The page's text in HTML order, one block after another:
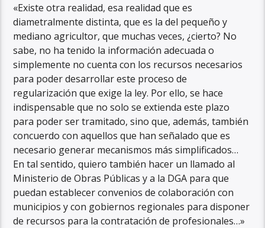
«Existe otra realidad, esa realidad que es
diametralmente distinta, que es la del pequeño y
mediano agricultor, que muchas veces, ¿cierto? No
sabe, no ha tenido la información adecuada o
simplemente no cuenta con los recursos necesarios
para poder desarrollar este proceso de
regularización que exige la ley. Por ello, se hace
indispensable que no solo se extienda este plazo
para poder ser tramitado, sino que, además, también
concuerdo con aquellos que han señalado que es
necesario generar mecanismos más simplificados…
En tal sentido, quiero también hacer un llamado al
Ministerio de Obras Públicas y a la DGA para que
puedan establecer convenios de colaboración con
municipios y con gobiernos regionales para disponer
de recursos para la contratación de profesionales…»